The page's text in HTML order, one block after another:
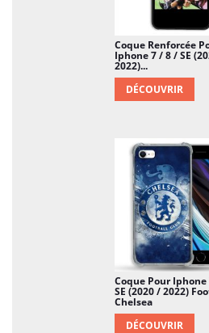
ridicule si on le compare à ce
nouvel achat de smartphone.
l'utile à l'agréable, car vous
temps rendre votre Iphone 7 /
Coque Renforcée
Iphone 7 / 8 / SE
2022)...
DÉCOUVRIR
Coque Pour Iphone
SE (2020 / 2022)
Chelsea
DÉCOUVRIR